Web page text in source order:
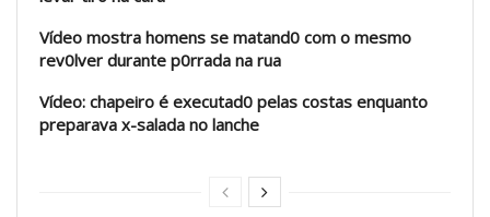
Vídeo mostra homens se matand0 com o mesmo
rev0lver durante p0rrada na rua
Vídeo: chapeiro é executad0 pelas costas enquanto
preparava x-salada no lanche